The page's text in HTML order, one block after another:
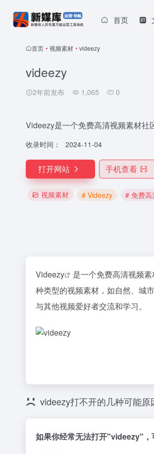
首页
首页 • 视频素材 • videezy
videezy
2年前发布 1,065 0
Videezy是一个免费高清视频素材社
收录时间： 2024-11-04
打开网站 手机查看
视频素材 # Videezy # 免费
Videezy 是一个免费高清视频
种类型的视频素材，如自然、城
与其他视频爱好者交流和学习。
videezy打不开的几种可能原
如果你经常无法打开"videezy"，